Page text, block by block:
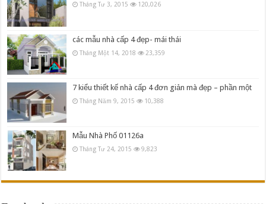
Tháng Tư 3, 2015 120,026
các mẫu nhà cấp 4 đẹp- mái thái
Tháng Một 14, 2018 23,359
7 kiểu thiết kế nhà cấp 4 đơn giản mà đẹp – phần một
Tháng Năm 9, 2015 10,388
Mẫu Nhà Phố 01126a
Tháng Tư 24, 2015 9,823